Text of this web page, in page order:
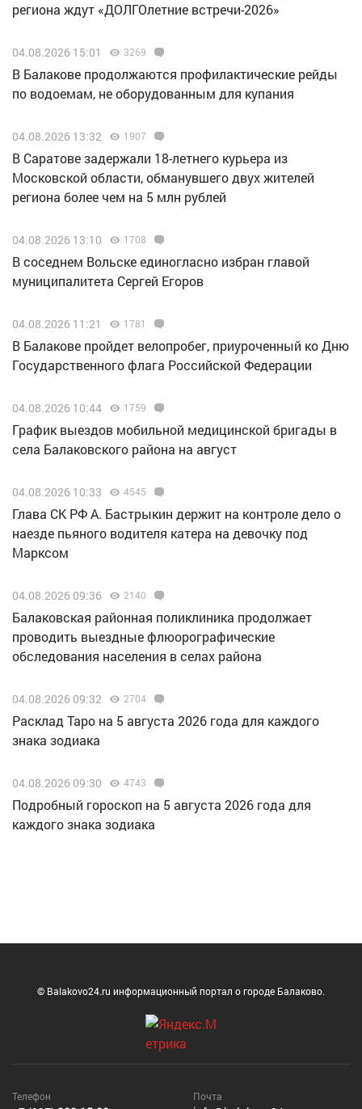
региона ждут «ДОЛГОлетние встречи-2026»
04.08.2026 15:01 3269
В Балакове продолжаются профилактические рейды
по водоемам, не оборудованным для купания
04.08.2026 13:32 1907
В Саратове задержали 18-летнего курьера из
Московской области, обманувшего двух жителей
региона более чем на 5 млн рублей
04.08.2026 13:10 1708
В соседнем Вольске единогласно избран главой
муниципалитета Сергей Егоров
04.08.2026 11:21 1781
В Балакове пройдет велопробег, приуроченный ко Дню
Государственного флага Российской Федерации
04.08.2026 10:44 1759
График выездов мобильной медицинской бригады в
села Балаковского района на август
04.08.2026 10:33 4545
Глава СК РФ А. Бастрыкин держит на контроле дело о
наезде пьяного водителя катера на девочку под
Марксом
04.08.2026 09:36 2140
Балаковская районная поликлиника продолжает
проводить выездные флюорографические
обследования населения в селах района
04.08.2026 09:32 2704
Расклад Таро на 5 августа 2026 года для каждого
знака зодиака
04.08.2026 09:30 4743
Подробный гороскоп на 5 августа 2026 года для
каждого знака зодиака
© Balakovo24.ru информационный портал о городе Балаково.
Телефон Почта